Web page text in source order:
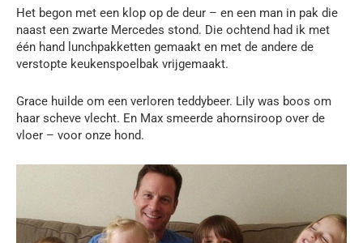
Het begon met een klop op de deur – en een man in pak die
naast een zwarte Mercedes stond. Die ochtend had ik met
één hand lunchpakketten gemaakt en met de andere de
verstopte keukenspoelbak vrijgemaakt.
Grace huilde om een verloren teddybeer. Lily was boos om
haar scheve vlecht. En Max smeerde ahornsiroop over de
vloer – voor onze hond.